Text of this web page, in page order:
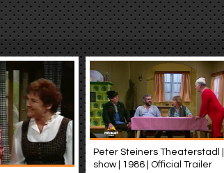
Peter Steiners Theaterstadl |
show | 1986 | Official Trailer